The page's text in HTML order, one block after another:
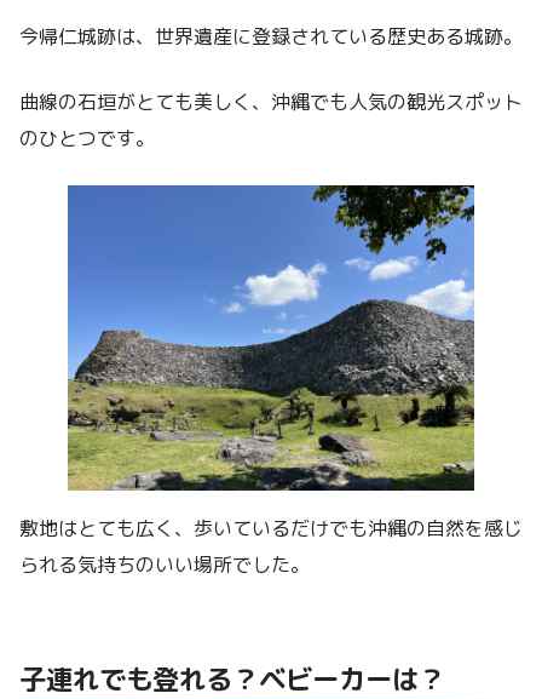
今帰仁城跡は、世界遺産に登録されている歴史ある城跡。
曲線の石垣がとても美しく、沖縄でも人気の観光スポット
のひとつです。
敷地はとても広く、歩いているだけでも沖縄の自然を感じ
られる気持ちのいい場所でした。
子連れでも登れる？ベビーカーは？